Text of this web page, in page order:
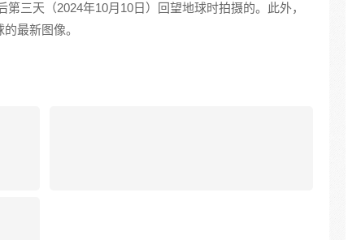
三天（2024年10月10日）回望地球时拍摄的。此外，
最新图像。